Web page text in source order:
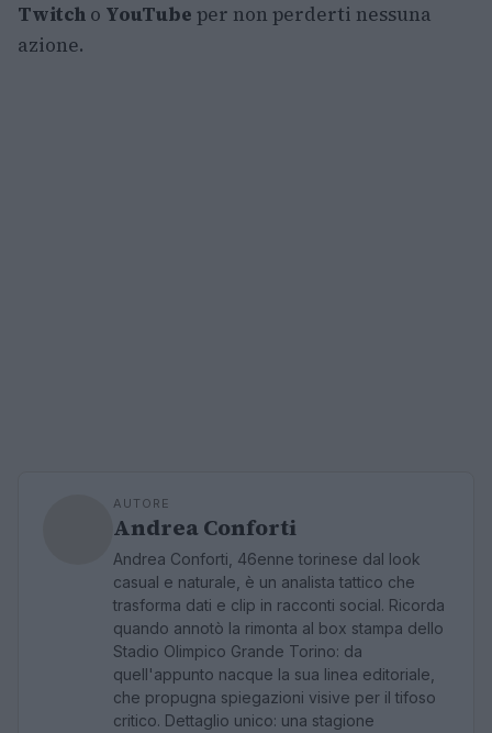
Twitch o YouTube per non perderti nessuna
azione.
AUTORE
Andrea Conforti
Andrea Conforti, 46enne torinese dal look
casual e naturale, è un analista tattico che
trasforma dati e clip in racconti social. Ricorda
quando annotò la rimonta al box stampa dello
Stadio Olimpico Grande Torino: da
quell'appunto nacque la sua linea editoriale,
che propugna spiegazioni visive per il tifoso
critico. Dettaglio unico: una stagione